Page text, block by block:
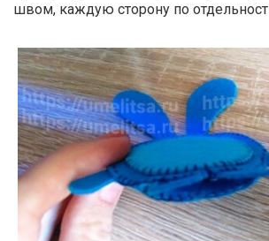
швом, каждую сторону по